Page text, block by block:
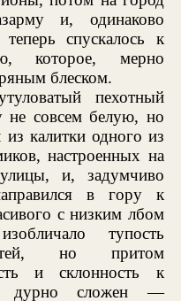
и, одинаково
спускалось к
которое, мерно
блеском.
пехотный
не совсем белую, но
калитки одного из
настроенных на
и, задумчиво
в гору к
с низким лбом
тупость
но притом
и склонность к
дурно сложен —